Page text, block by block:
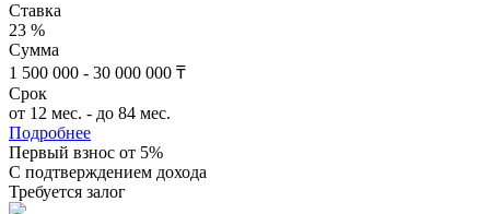
Ставка
23 %
Сумма
1 500 000 - 30 000 000 ₸
Срок
от 12 мес. - до 84 мес.
Подробнее
Первый взнос от 5%
C подтверждением дохода
Требуется залог